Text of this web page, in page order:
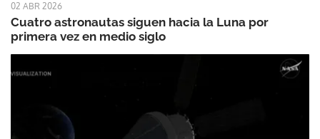
02 ABR 2026
Cuatro astronautas siguen hacia la Luna por
primera vez en medio siglo